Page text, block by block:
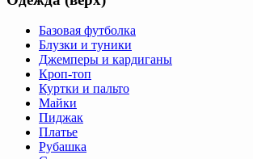
Базовая футболка
Блузки и туники
Джемперы и кардиганы
Кроп-топ
Куртки и пальто
Майки
Пиджак
Платье
Рубашка